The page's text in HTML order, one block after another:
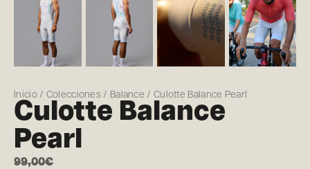
Inicio/ Colecciones / Balance / Culotte Balance Pearl
Culotte Balance
Pearl
99,00€